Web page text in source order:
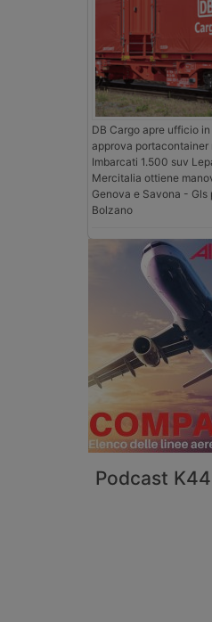
DB Cargo apre ufficio
approva portacontainer
Imbarcati 1.500 suv
Mercitalia ottiene
Genova e Savona - Gls
Bolzano
Podcast K44